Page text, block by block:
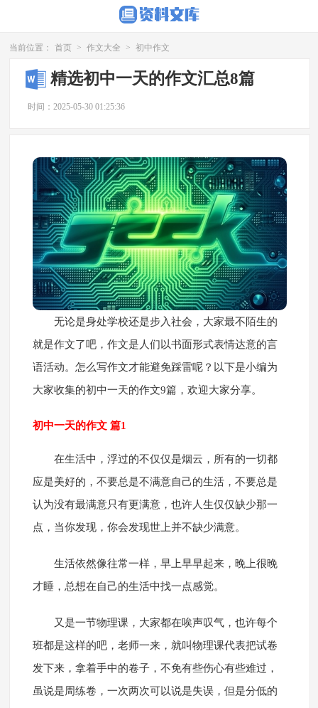
当前位置： 首页 > 作文大全 > 初中作文
精选初中一天的作文汇总8篇
时间：2025-05-30 01:25:36
无论是身处学校还是步入社会，大家最不陌生的
就是作文了吧，作文是人们以书面形式表情达意的言
语活动。怎么写作文才能避免踩雷呢？以下是小编为
大家收集的初中一天的作文9篇，欢迎大家分享。
初中一天的作文 篇1
在生活中，浮过的不仅仅是烟云，所有的一切都
应是美好的，不要总是不满意自己的生活，不要总是
认为没有最满意只有更满意，也许人生仅仅缺少那一
点，当你发现，你会发现世上并不缺少满意。
生活依然像往常一样，早上早早起来，晚上很晚
才睡，总想在自己的生活中找一点感觉。
又是一节物理课，大家都在唉声叹气，也许每个
班都是这样的吧，老师一来，就叫物理课代表把试卷
发下来，拿着手中的卷子，不免有些伤心有些难过，
虽说是周练卷，一次两次可以说是失误，但是分低的